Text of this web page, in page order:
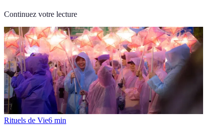
Continuez votre lecture
Rituels de Vie6 min